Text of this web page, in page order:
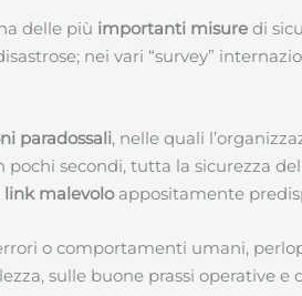
delle più importanti misure di
nei vari “survey”
paradossali, nelle quali
pochi secondi, tutta la sicurezza
link malevoloappositamente
o comportamenti umani,
sulle buone prassi operative